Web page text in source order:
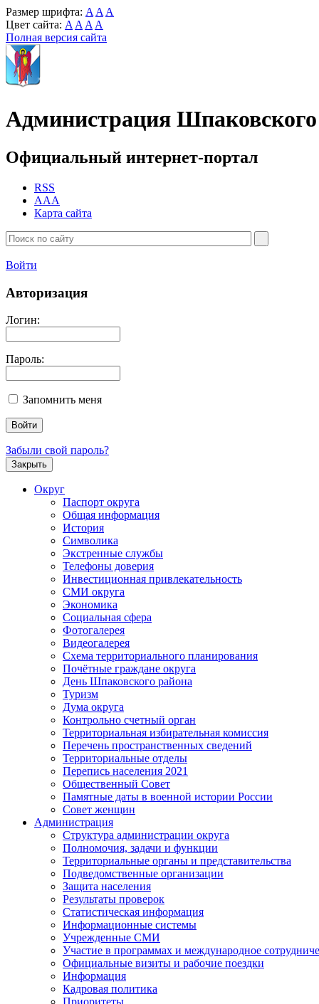
Размер шрифта: A A A
Цвет сайта: A A A A
Полная версия сайта
Администрация
Официальный интернет-портал
RSS
AAA
Карта сайта
Войти
Авторизация
Логин:
Пароль:
Запомнить меня
Забыли свой пароль?
Закрыть
Округ
Паспорт округа
Общая информация
История
Символика
Экстренные службы
Телефоны доверия
Инвестиционная привлекательность
СМИ округа
Экономика
Социальная сфера
Фотогалерея
Видеогалерея
Схема территориального планирования
Почётные граждане округа
День Шпаковского района
Туризм
Дума округа
Контрольно счетный орган
Территориальная избирательная комиссия
Перечень пространственных сведений
Территориальные отделы
Перепись населения 2021
Общественный Совет
Памятные даты в военной истории России
Совет женщин
Администрация
Структура администрации округа
Полномочия, задачи и функции
Территориальные органы и представительства
Подведомственные организации
Защита населения
Результаты проверок
Статистическая информация
Информационные системы
Учрежденные СМИ
Участие в программах и международное
Официальные визиты и рабочие поездки
Информация
Кадровая политика